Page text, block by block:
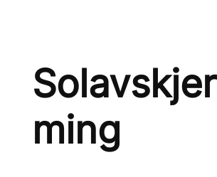
Solavskjer
ming